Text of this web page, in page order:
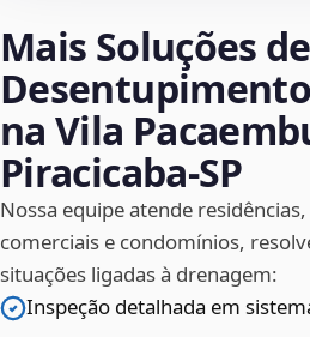
Mais Soluções de
na Vila
Piracicaba‑SP
Nossa equipe atende
comerciais e condomínios,
situações ligadas à drenagem:
Inspeção detalhada em